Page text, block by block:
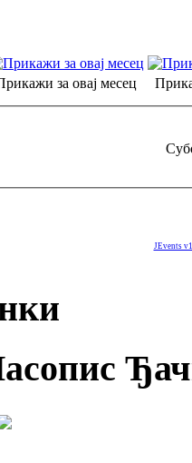
за овај месец
JEvents